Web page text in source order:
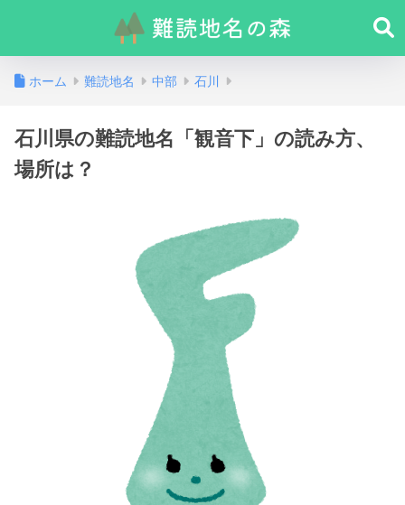
ホーム 難読地名 中部 石川
石川県の難読地名「観音下」の読み方、
場所は？